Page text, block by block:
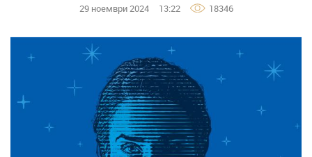
29 ноември 2024 13:22 18346